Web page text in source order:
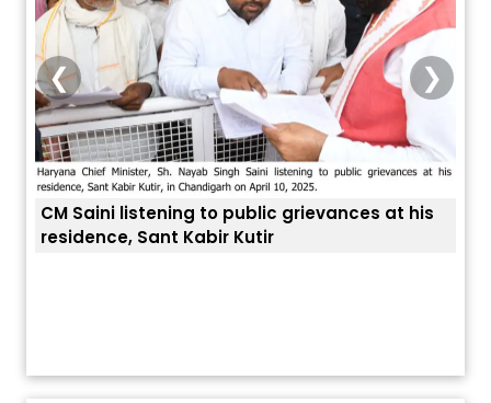
CM Saini listening to public grievances at his
residence, Sant Kabir Kutir
❮ ❯
August 5, 2026 6:23 AM